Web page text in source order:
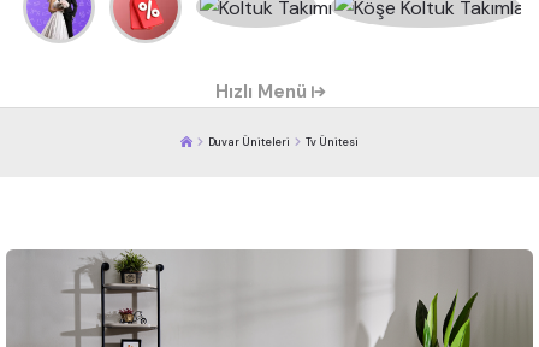
Hızlı Menü
Duvar Üniteleri Tv Ünitesi